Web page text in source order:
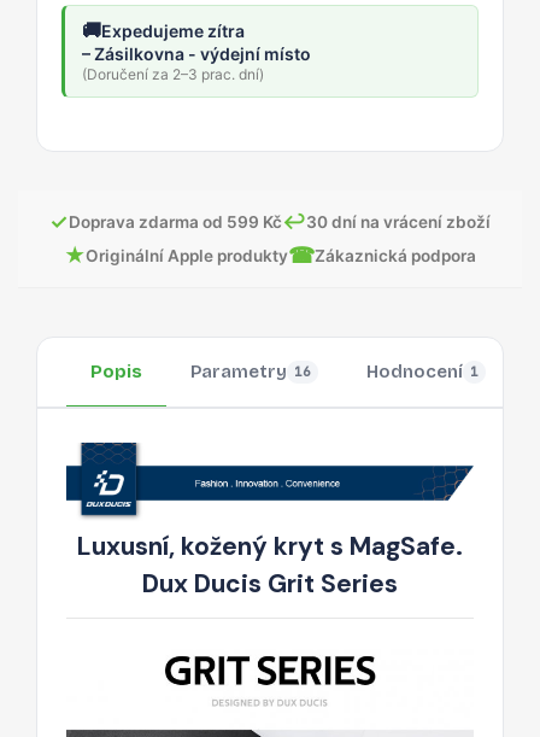
🚚Expedujeme zítra
– Zásilkovna - výdejní místo
(Doručení za 2–3 prac. dní)
✓Doprava zdarma od 599 Kč↩30 dní na vrácení zboží
★Originální Apple produkty☎Zákaznická podpora
Popis Parametry 16 Hodnocení 1
Luxusní, kožený kryt s MagSafe.
Dux Ducis Grit Series